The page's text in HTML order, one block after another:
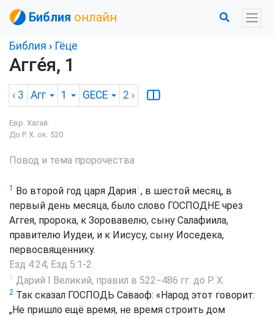
Библия онлайн
Библия › Гёце
Агге́я, 1
‹ 3 Агг 1 GECE 2 ›
Евр. Хагай.
До Р. Х. ок. 520
Повод и тема пророчества
1 Во второй год царя Дария1 , в шестой месяц, в
первый день месяца, было слово ГОСПОДНЕ чрез
Аггея, пророка, к Зоровавелю, сыну Салафиила,
правителю Иудеи, и к Иисусу, сыну Иоседека,
первосвященнику.
Езд 4:24; Езд 5:1-2.
1 Дарий I Великий, правил в 522−486 гг. до Р. Х.
2 Так сказал ГОСПОДЬ Саваоф: «Народ этот говорит:
„Не пришло ещё время, не время строить дом